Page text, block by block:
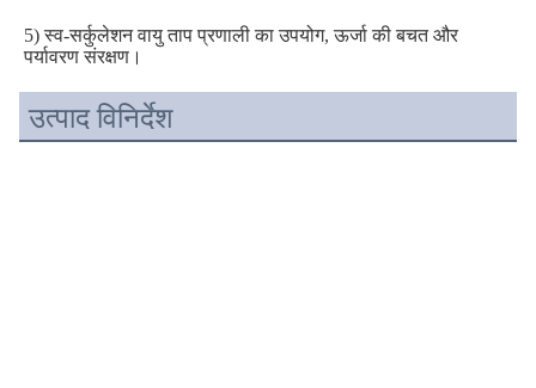
5) स्व-सर्कुलेशन वायु ताप प्रणाली का उपयोग, ऊर्जा की बचत और
पर्यावरण संरक्षण।
उत्पाद विनिर्देश